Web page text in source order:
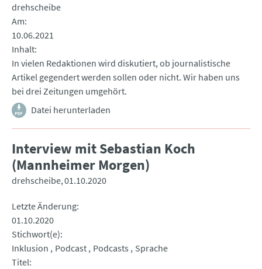
drehscheibe
Am
10.06.2021
Inhalt
In vielen Redaktionen wird diskutiert, ob journalistische
Artikel gegendert werden sollen oder nicht. Wir haben uns
bei drei Zeitungen umgehört.
Datei herunterladen
Interview mit Sebastian Koch
(Mannheimer Morgen)
drehscheibe 01.10.2020
Letzte Änderung
01.10.2020
Stichwort(e)
Inklusion
Podcast Podcasts
Sprache
Titel